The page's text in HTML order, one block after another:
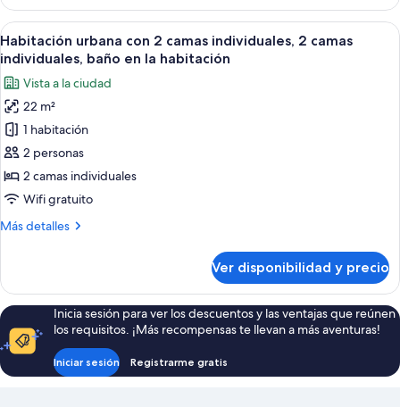
cuádruple
panorámica
Ver
todas
las
fotos
de
Habitación
urbana
con
2
individuales,
individuales,
baño
en
la
habitación
Habitación de hotel con dos camas,
6
Habitación urbana con 2 camas individuales, 2 camas
individuales, baño en la habitación
Vista a la ciudad
22 m²
1 habitación
2 personas
2 camas individuales
Wifi gratuito
Más detalles
Más
urbana
con
2
camas
individuales,
2
Ver disponibilidad y precio
Inicia sesión para ver los descuentos y las ventajas que reúnen
los requisitos. ¡Más recompensas te llevan a más aventuras!
Iniciar sesión Registrarme gratis